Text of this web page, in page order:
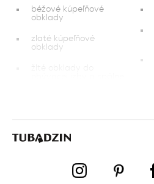
béžové kúpeľňové
obklady
zlaté kúpeľňové
obklady
oranžové obklady na
modré kúpeľňové